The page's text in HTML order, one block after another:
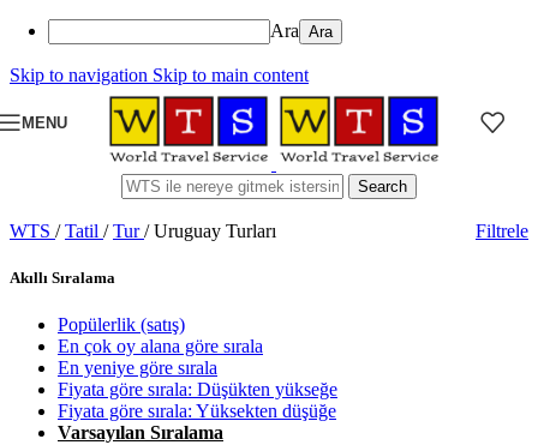
Ara
Skip to navigation Skip to main content
MENU
Search
WTS / Tatil / Tur/ Uruguay Turları Filtrele
Akıllı Sıralama
Popülerlik (satış)
En çok oy alana göre sırala
En yeniye göre sırala
Fiyata göre sırala: Düşükten yükseğe
Fiyata göre sırala: Yüksekten düşüğe
Varsayılan Sıralama